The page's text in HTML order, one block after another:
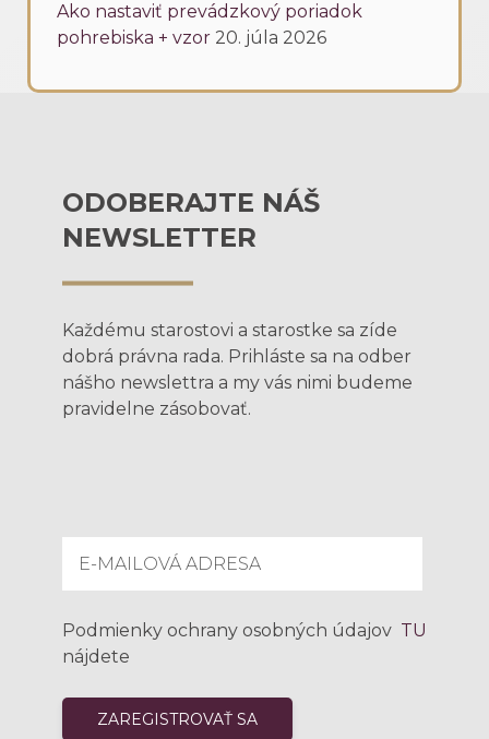
Ako nastaviť prevádzkový poriadok
pohrebiska + vzor 20. júla 2026
ODOBERAJTE NÁŠ
NEWSLETTER
Každému starostovi a starostke sa zíde
dobrá právna rada. Prihláste sa na odber
nášho newslettra a my vás nimi budeme
pravidelne zásobovať.
Podmienky ochrany osobných údajov
nájdete
TU